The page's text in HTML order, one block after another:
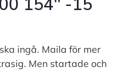
ingå. Maila för mer
Men startade och